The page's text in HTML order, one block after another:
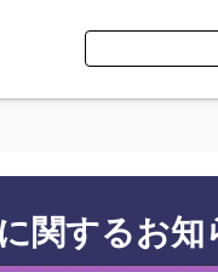
関するお知